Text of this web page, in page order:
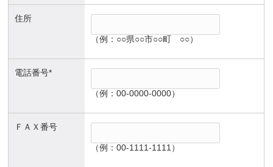
住所
（例：○○県○○市○○町 ○○）
電話番号*
（例：00-0000-0000）
ＦＡＸ番号
（例：00-1111-1111）